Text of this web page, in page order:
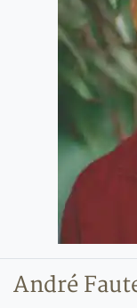
André